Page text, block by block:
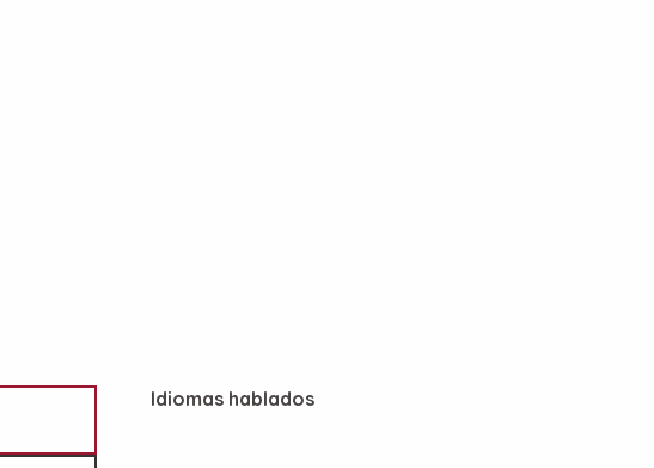
Idiomas hablados
Idiomas hablados